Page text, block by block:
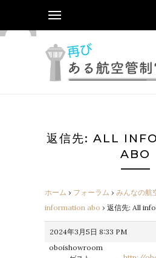
返信先: ALL
ABO
ホーム › フォーラム › みんなの航
information abo › 返信先: All
2024年3月5日 8:33 PM
oboishowroom